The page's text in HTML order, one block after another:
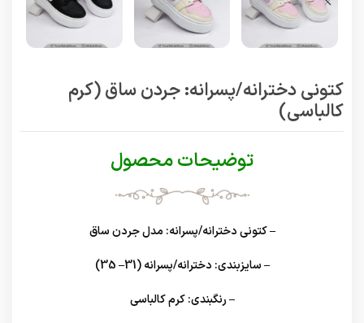
کتونی دخترانه/پسرانه: جردن ساق (کرم
کالباسی)
توضیحات محصول
– کتونی دخترانه/پسرانه: مدل جردن ساق
– سایزبندی: دخترانه/پسرانه (31– 35)
– رنگبندی: کرم کالباسی